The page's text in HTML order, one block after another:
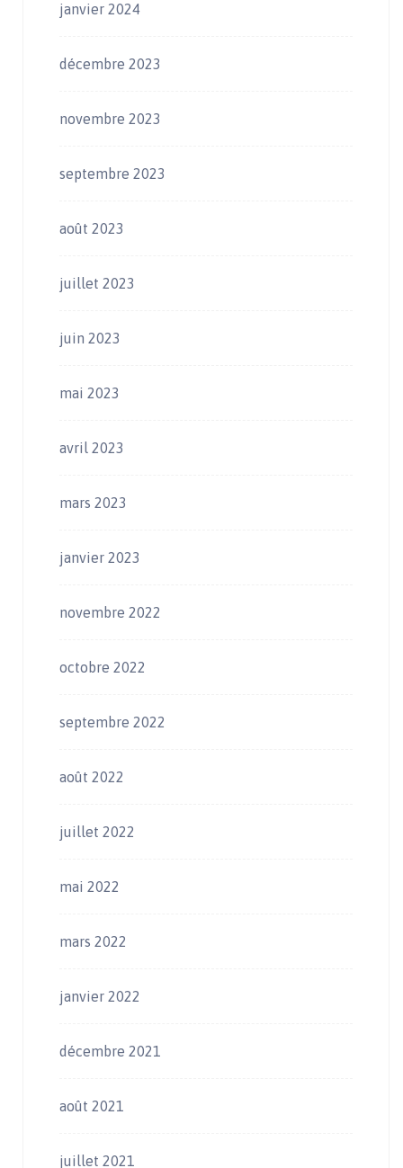
janvier 2024
décembre 2023
novembre 2023
septembre 2023
août 2023
juillet 2023
juin 2023
mai 2023
avril 2023
mars 2023
janvier 2023
novembre 2022
octobre 2022
septembre 2022
août 2022
juillet 2022
mai 2022
mars 2022
janvier 2022
décembre 2021
août 2021
juillet 2021